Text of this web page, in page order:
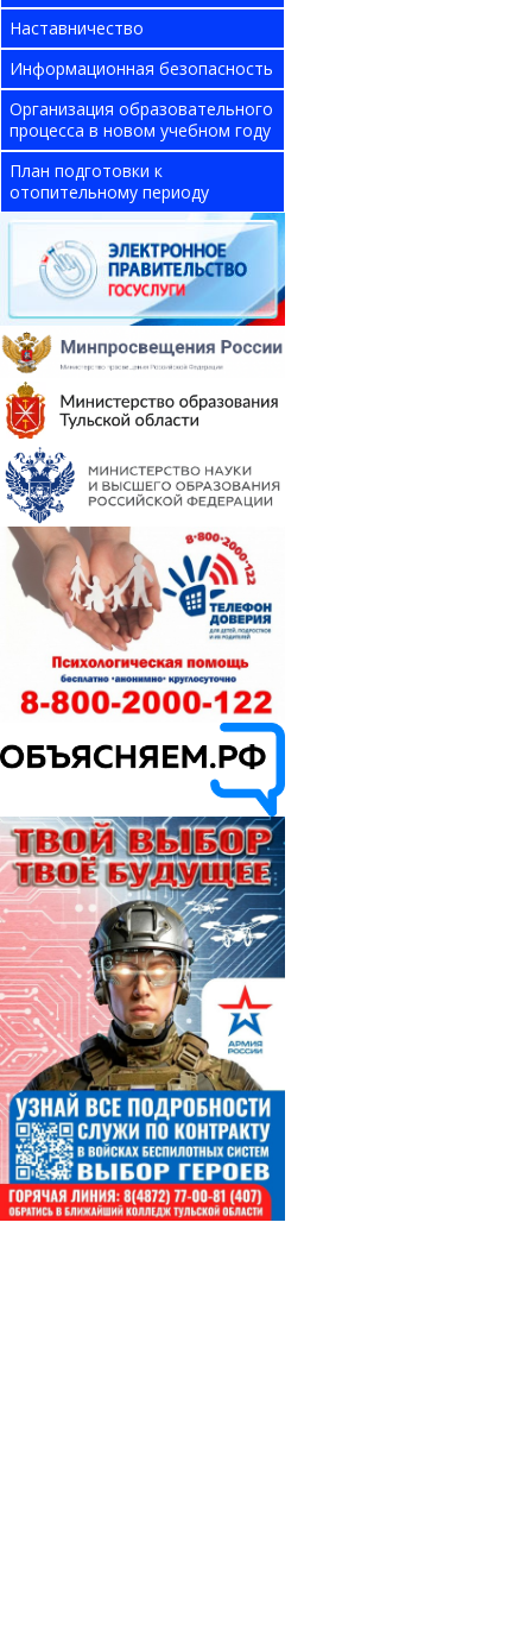
Наставничество
Информационная безопасность
Организация образовательного
процесса в новом учебном году
План подготовки к
отопительному периоду